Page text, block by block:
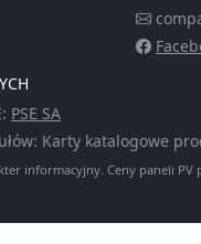
PSE SA
Karty katalogowe
informacyjny. Ceny paneli PV